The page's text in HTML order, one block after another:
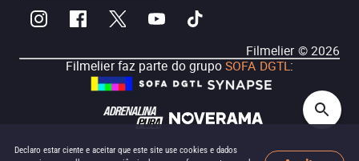
Declaro estar ciente e aceitar que este site use cookies e dados
Filmelier ©2026
Filmelier faz parte do grupoSOFA DGTL: